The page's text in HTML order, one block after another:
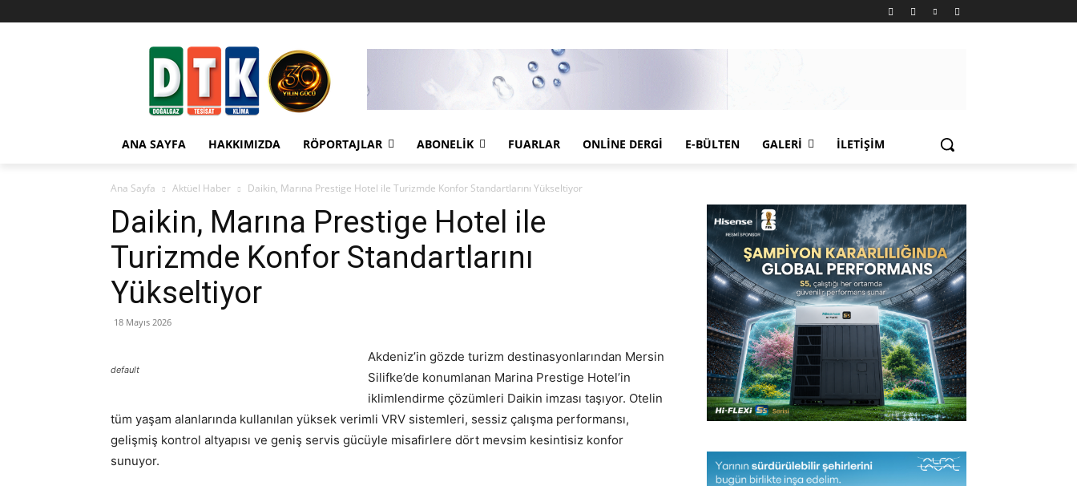
ANA SAYFA HAKKIMIZDA RÖPORTAJLAR ABONELIK FUARLAR ONLINE DERGI E-BÜLTEN GALERI İLETIŞIM
Ana Sayfa Aktüel Haber Daikin, Marına Prestige Hotel ile Turizmde Konfor Standartlarını Yükseltiyor
Daikin, Marına Prestige Hotel ile
Turizmde Konfor Standartlarını
Yükseltiyor
18 Mayıs 2026
default
Akdeniz’in gözde turizm destinasyonlarından Mersin
Silifke’de konumlanan Marina Prestige Hotel’in
iklimlendirme çözümleri Daikin imzası taşıyor. Otelin
tüm yaşam alanlarında kullanılan yüksek verimli VRV sistemleri, sessiz çalışma performansı,
gelişmiş kontrol altyapısı ve geniş servis gücüyle misafirlere dört mevsim kesintisiz konfor
sunuyor.